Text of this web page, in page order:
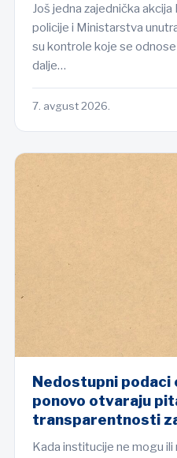
Još jedna zajednička
policije i Ministarstva
su kontrole koje se
dalje…
7. avgust 2026.
Nedostupni podaci
ponovo otvaraju
transparentnosti
Kada institucije ne mogu